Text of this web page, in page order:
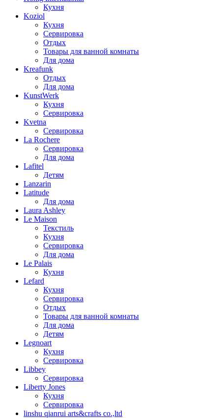
Кухня
Koziol
Кухня
Сервировка
Отдых
Товары для ванной комнаты
Для дома
Kreafunk
Отдых
Для дома
KunstWerk
Кухня
Сервировка
Kvetna
Сервировка
La Rochere
Сервировка
Для дома
Lafitel
Детям
Lanzarin
Latitude
Для дома
Laura Ashley
Le Maison
Текстиль
Кухня
Сервировка
Для дома
Le Palais
Кухня
Lefard
Кухня
Сервировка
Отдых
Товары для ванной комнаты
Для дома
Детям
Legnoart
Кухня
Сервировка
Libbey
Сервировка
Liberty Jones
Кухня
Сервировка
linshu qianrui arts&crafts co.,ltd